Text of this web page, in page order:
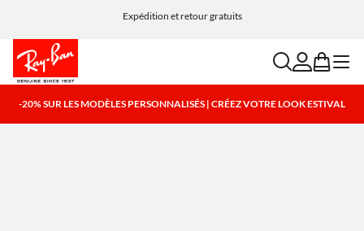
Expédition et retour gratuits
searchaccount
bag menu
-20% SUR LES MODÈLES PERSONNALISÉS | CRÉEZ VOTRE LOOK ESTIVAL